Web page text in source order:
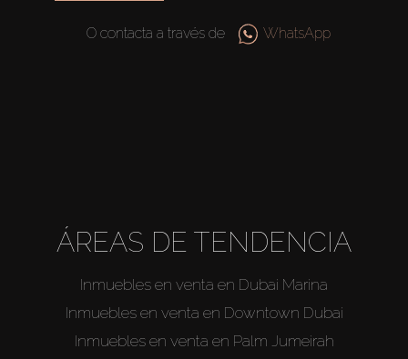
O contacta a través de WhatsApp
ÁREAS DE TENDENCIA
Inmuebles en venta en Dubai Marina
Inmuebles en venta en Downtown Dubai
Inmuebles en venta en Palm Jumeirah